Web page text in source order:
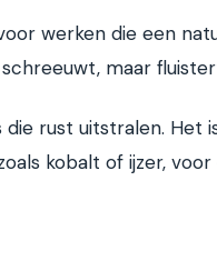
werken die een
maar
rust uitstralen. Het
kobalt of ijzer,